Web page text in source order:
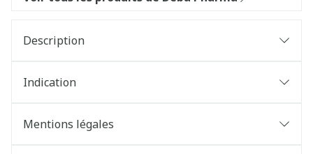
Description
Indication
Mentions légales